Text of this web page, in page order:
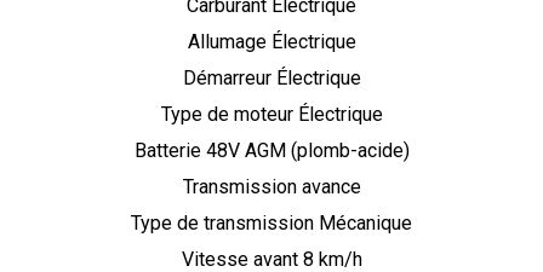
Carburant Électrique
Allumage Électrique
Démarreur Électrique
Type de moteur Électrique
Batterie 48V AGM (plomb-acide)
Transmission avance
Type de transmission Mécanique
Vitesse avant 8 km/h